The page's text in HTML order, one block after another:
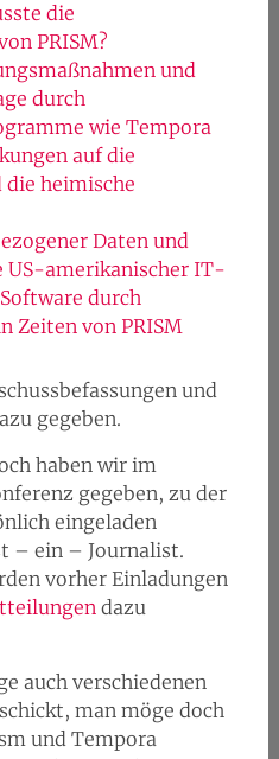
die
PRISM?
und
durch
wie Tempora
auf die
heimische
Daten und
US-amerikanischer IT-
durch
Zeiten von PRISM
und
gegeben.
haben wir im
gegeben, zu der
eingeladen
– ein – Journalist.
vorher Einladungen
dazu
auch verschiedenen
man möge doch
und Tempora